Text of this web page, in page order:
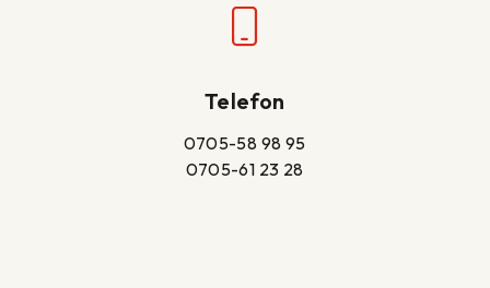
Telefon
0705-58 98 95
0705-61 23 28